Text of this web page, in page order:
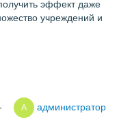
эффект даже
учреждений и
администратор